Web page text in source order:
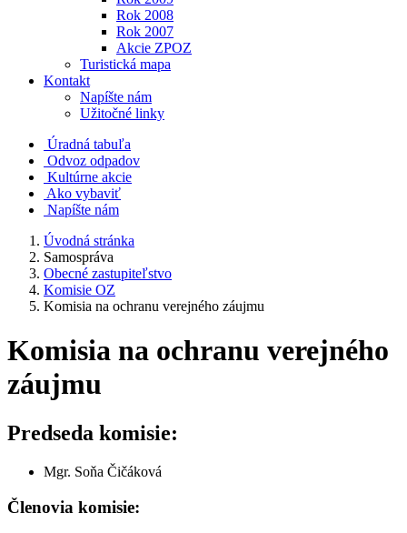
Rok 2008
Rok 2007
Akcie ZPOZ
Turistická mapa
Kontakt
Napíšte nám
Užitočné linky
Úradná tabuľa
Odvoz odpadov
Kultúrne akcie
Ako vybaviť
Napíšte nám
Úvodná stránka
Samospráva
Obecné zastupiteľstvo
Komisie OZ
Komisia na ochranu verejného záujmu
Komisia na ochranu verejného
záujmu
Predseda komisie:
Mgr. Soňa Čičáková
Členovia komisie: